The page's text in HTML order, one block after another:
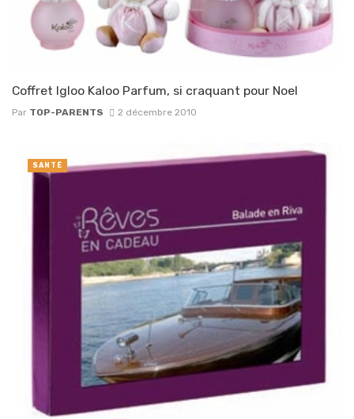
Coffret Igloo Kaloo Parfum, si craquant pour Noel
Par TOP-PARENTS 2 décembre 2010
SANTÉ